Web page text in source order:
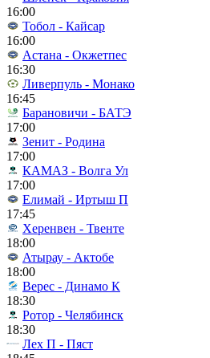
16:00
Тобол - Кайсар
16:00
Астана - Окжетпес
16:30
Ливерпуль - Монако
16:45
Барановичи - БАТЭ
17:00
Зенит - Родина
17:00
КАМАЗ - Волга Ул
17:00
Елимай - Иртыш П
17:45
Херенвен - Твенте
18:00
Атырау - Актобе
18:00
Верес - Динамо К
18:30
Ротор - Челябинск
18:30
Лех П - Пяст